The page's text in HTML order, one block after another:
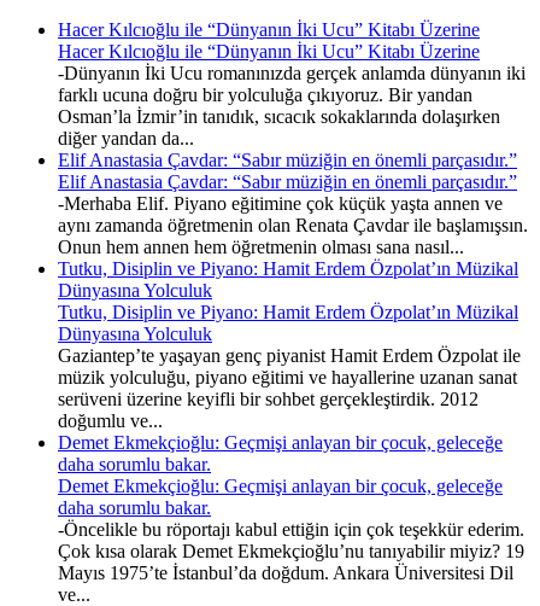
Hacer Kılcıoğlu ile “Dünyanın İki Ucu” Kitabı Üzerine
Hacer Kılcıoğlu ile “Dünyanın İki Ucu” Kitabı Üzerine
-Dünyanın İki Ucu romanınızda gerçek anlamda dünyanın iki
farklı ucuna doğru bir yolculuğa çıkıyoruz. Bir yandan
Osman’la İzmir’in tanıdık, sıcacık sokaklarında dolaşırken
diğer yandan da...
Elif Anastasia Çavdar: “Sabır müziğin en önemli parçasıdır.”
Elif Anastasia Çavdar: “Sabır müziğin en önemli parçasıdır.”
-Merhaba Elif. Piyano eğitimine çok küçük yaşta annen ve
aynı zamanda öğretmenin olan Renata Çavdar ile başlamışsın.
Onun hem annen hem öğretmenin olması sana nasıl...
Tutku, Disiplin ve Piyano: Hamit Erdem Özpolat’ın Müzikal
Dünyasına Yolculuk
Tutku, Disiplin ve Piyano: Hamit Erdem Özpolat’ın Müzikal
Dünyasına Yolculuk
Gaziantep’te yaşayan genç piyanist Hamit Erdem Özpolat ile
müzik yolculuğu, piyano eğitimi ve hayallerine uzanan sanat
serüveni üzerine keyifli bir sohbet gerçekleştirdik. 2012
doğumlu ve...
Demet Ekmekçioğlu: Geçmişi anlayan bir çocuk, geleceğe
daha sorumlu bakar.
Demet Ekmekçioğlu: Geçmişi anlayan bir çocuk, geleceğe
daha sorumlu bakar.
-Öncelikle bu röportajı kabul ettiğin için çok teşekkür ederim.
Çok kısa olarak Demet Ekmekçioğlu’nu tanıyabilir miyiz? 19
Mayıs 1975’te İstanbul’da doğdum. Ankara Üniversitesi Dil
ve...